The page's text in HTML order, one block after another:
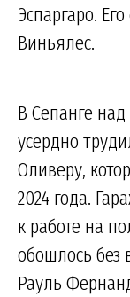
Эспаргаро.
Виньялес.
В Сепанге
усердно
Оливеру,
2024 года.
к работе на
обошлось без
Рауль